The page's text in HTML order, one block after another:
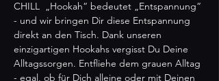
CHILL  „Hookah“ bedeutet „Entspannung“
- und wir bringen Dir diese Entspannung
direkt an den Tisch. Dank unseren
einzigartigen Hookahs vergisst Du Deine
Alltagssorgen. Entfliehe dem grauen Alltag
- egal, ob für Dich alleine oder mit Deinen